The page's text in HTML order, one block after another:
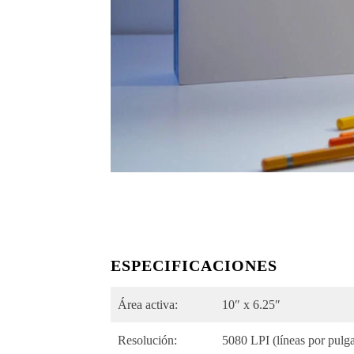
ESPECIFICACIONES
Área activa: 10″ x 6.25″
Resolución: 5080 LPI (líneas por